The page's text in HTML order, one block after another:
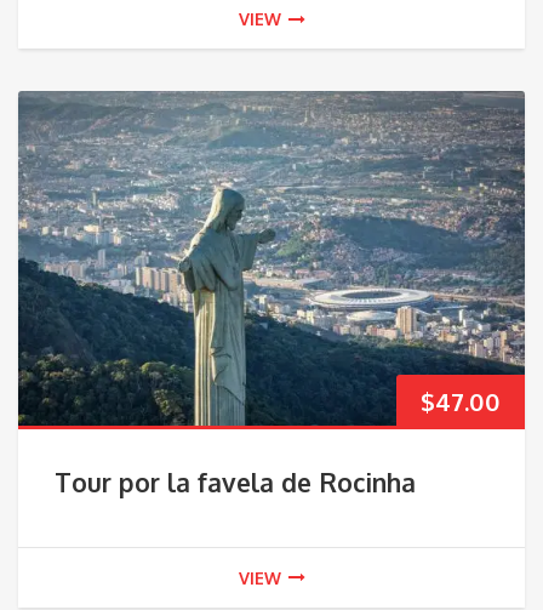
VIEW
$47.00
Tour por la favela de Rocinha
VIEW